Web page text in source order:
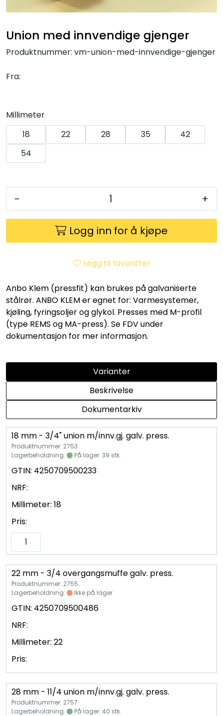
Union med innvendige gjenger
Produktnummer: vm-union-med-innvendige-gjenger
Fra:
Millimeter
18
22 28 35
42
54
- +
Logg inn for å kjøpe
Legg til favoritter
Anbo Klem (pressfit) kan brukes på galvaniserte
stålrør. ANBO KLEM er egnet for: Varmesystemer,
kjøling, fyringsoljer og glykol. Presses med M-profil
(type REMS og MA-press). Se FDV under
dokumentasjon for mer informasjon.
Varianter
Beskrivelse
Dokumentarkiv
18 mm - 3/4" union m/innv.gj. galv. press.
Produktnummer: 2753
Lagerbeholdning:
På lager: 39 stk.
GTIN: 4250709500233
NRF:
Millimeter: 18
Pris:
22 mm - 3/4 overgangsmuffe galv. press.
Produktnummer: 2755
Lagerbeholdning:
Ikke på lager
GTIN: 4250709500486
NRF:
Millimeter: 22
Pris:
28 mm - 11/4 union m/innv.gj. galv. press.
Produktnummer: 2757
Lagerbeholdning:
På lager: 40 stk.
Klemringskoblinger
FPL
Planfront radiatorer
Rør
Elektrokjeler
Utleieverktøy
Vekslere
Målere
Skap
Viftekonvektorer
Unipak
Vannprøver
Syrefast
TA-SCOPE
Kontakt oss